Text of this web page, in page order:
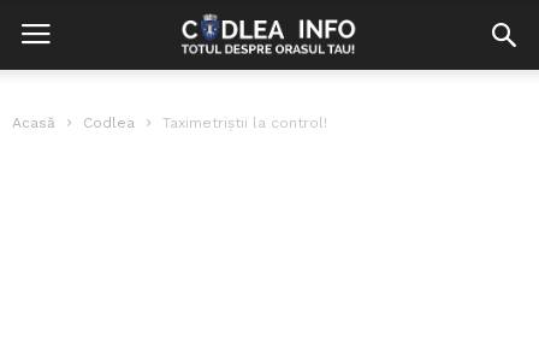
Acasă Codlea Taximetriștii la control!